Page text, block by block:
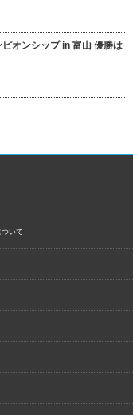
オンシップ in 富山 優勝は
いて